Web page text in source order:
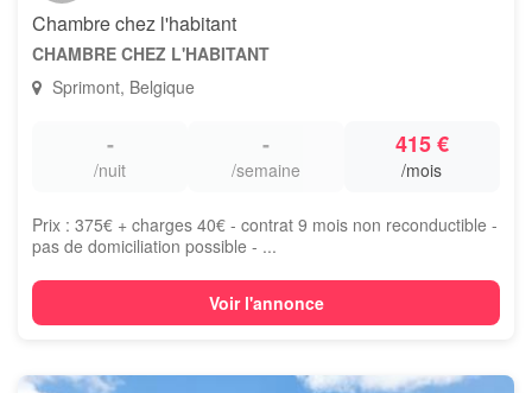
Chambre chez l'habitant
CHAMBRE CHEZ L'HABITANT
Sprimont, Belgique
-
/nuit
-
/semaine
415 €
/mois
Prix : 375€ + charges 40€ - contrat 9 mois non reconductible -
pas de domiciliation possible - ...
Voir l'annonce